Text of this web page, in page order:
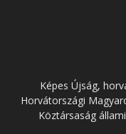
Képes Újság,
Horvátországi
Köztársaság